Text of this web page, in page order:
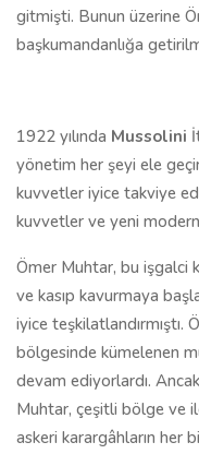
gitmişti. Bunun üzerine
başkumandanlığa
1922 yılında Mussolini
yönetim her şeyi ele
kuvvetler iyice takviye
kuvvetler ve yeni
Ömer Muhtar, bu işgalci
ve kasıp kavurmaya
iyice teşkilatlandırmıştı.
bölgesinde kümelenen
devam ediyorlardı.
Muhtar, çeşitli bölge ve
askeri karargâhların her